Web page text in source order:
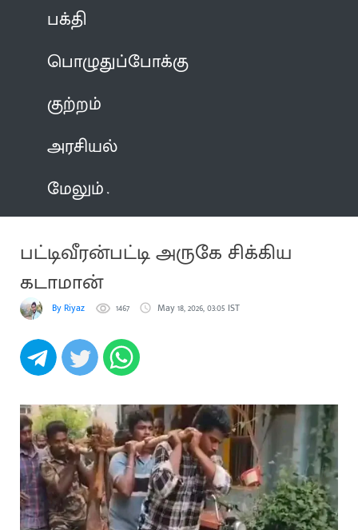
பக்தி
பொழுதுப்போக்கு
குற்றம்
அரசியல்
மேலும்
பட்டிவீரன்பட்டி அருகே சிக்கிய
கடாமான்
By Riyaz 1467 May 18, 2026, 03:05 IST